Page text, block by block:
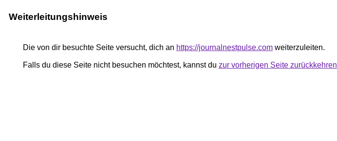
Weiterleitungshinweis
Die von dir besuchte Seite versucht, dich an https://journalnestpulse.com weiterzuleiten.
Falls du diese Seite nicht besuchen möchtest, kannst du zur vorherigen Seite zurückkehren